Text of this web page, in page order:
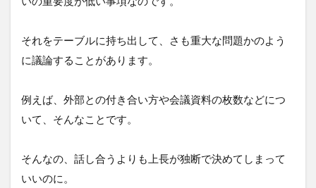
それをテーブルに持ち出して、さも重大な問題かのよう
に議論することがあります。
例えば、外部との付き合い方や会議資料の枚数などにつ
いて、そんなことです。
そんなの、話し合うよりも上長が独断で決めてしまって
いいのに。